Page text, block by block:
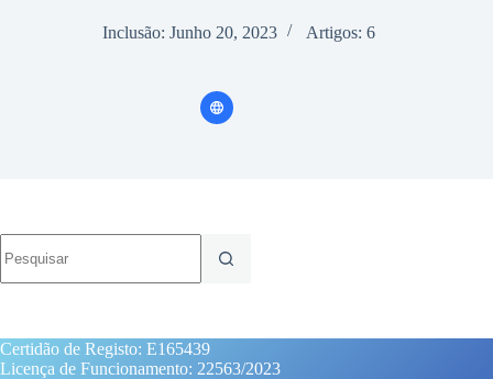
Inclusão: Junho 20, 2023 Artigos: 6
resultados
Certidão de Registo: E165439
Licença de Funcionamento: 22563/2023